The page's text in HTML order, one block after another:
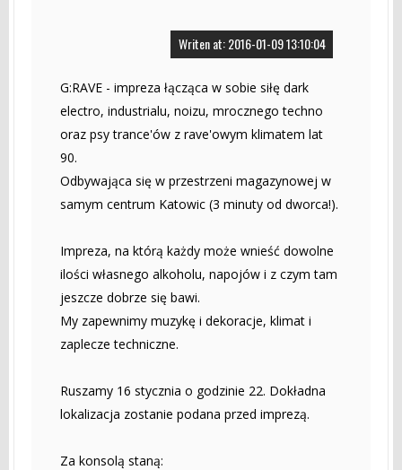
Writen at: 2016-01-09 13:10:04
G:RAVE - impreza łącząca w sobie siłę dark
electro, industrialu, noizu, mrocznego techno
oraz psy trance'ów z rave'owym klimatem lat
90.
Odbywająca się w przestrzeni magazynowej w
samym centrum Katowic (3 minuty od dworca!).
Impreza, na którą każdy może wnieść dowolne
ilości własnego alkoholu, napojów i z czym tam
jeszcze dobrze się bawi.
My zapewnimy muzykę i dekoracje, klimat i
zaplecze techniczne.
Ruszamy 16 stycznia o godzinie 22. Dokładna
lokalizacja zostanie podana przed imprezą.
Za konsolą staną: